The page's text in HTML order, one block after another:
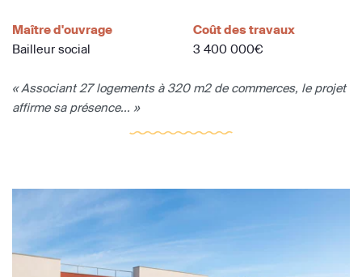
Maître d'ouvrage
Bailleur social
Coût des travaux
3 400 000€
« Associant 27 logements à 320 m2 de commerces, le projet
affirme sa présence... »